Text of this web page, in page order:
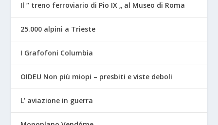
Il “ treno ferroviario di Pio IX „ al Museo di Roma
25.000 alpini a Trieste
I Grafofoni Columbia
OIDEU Non più miopi – presbiti e viste deboli
L’ aviazione in guerra